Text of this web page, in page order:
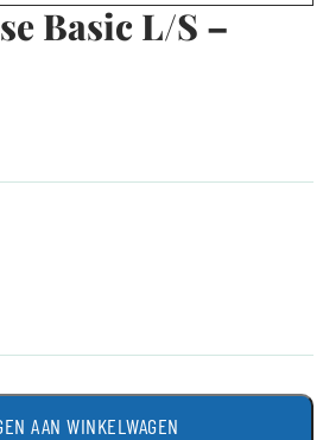
Basic L/S –
AAN WINKELWAGEN